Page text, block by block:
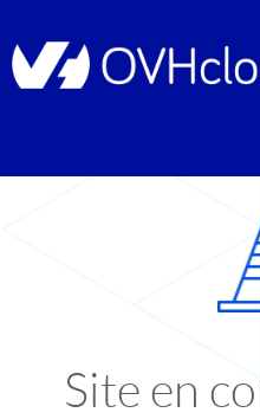
Site en